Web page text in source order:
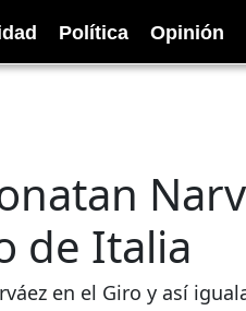
Política Opinión
de Italia
en el Giro y así